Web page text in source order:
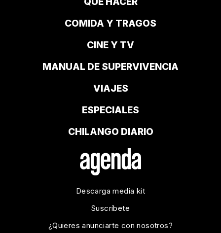
COMIDA Y TRAGOS
CINE Y TV
MANUAL DE SUPERVIVENCIA
VIAJES
ESPECIALES
CHILANGO DIARIO
Descarga media kit
Suscríbete
¿Quieres anunciarte con nosotros?